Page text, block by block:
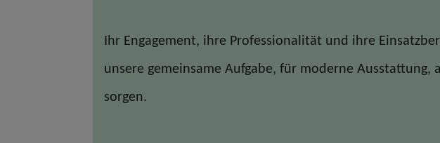
Ihr Engagement, ihre Professionalität und ihre
unsere gemeinsame Aufgabe, für moderne
sorgen.